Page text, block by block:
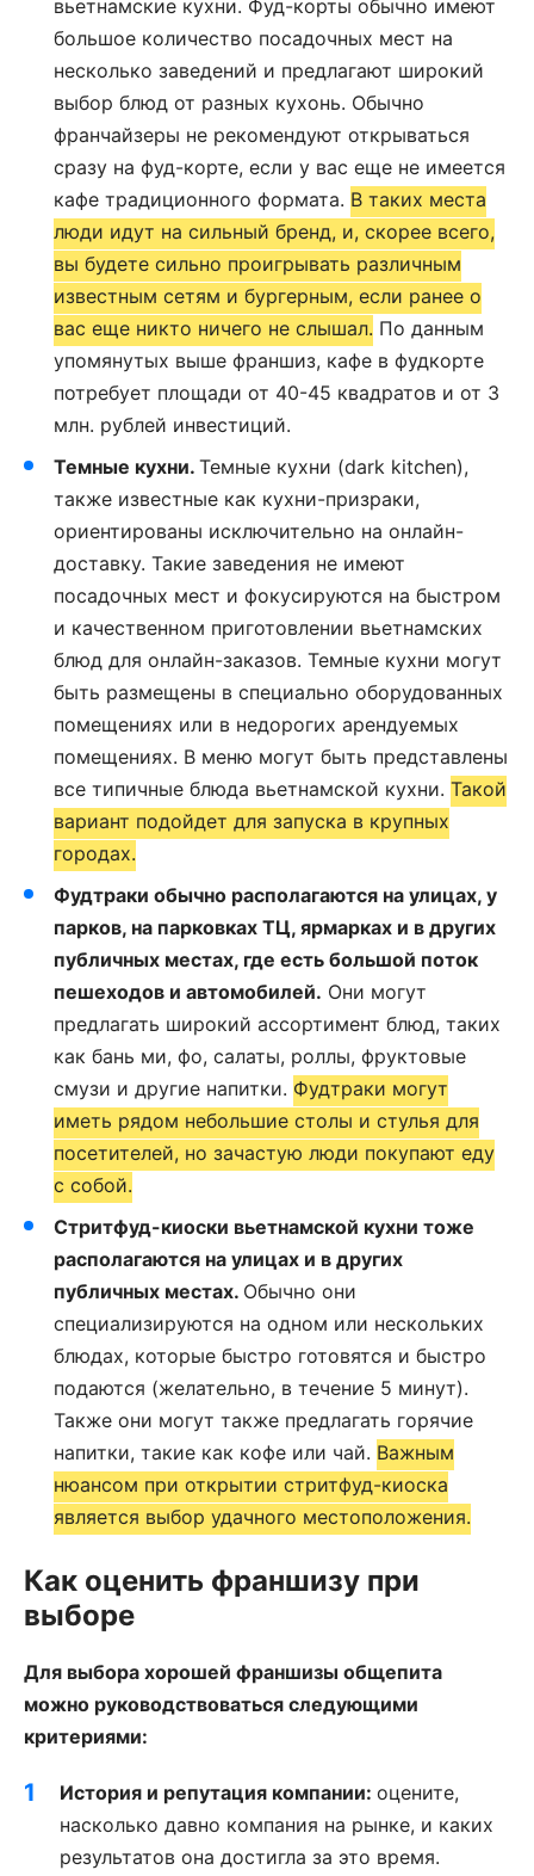
вьетнамские кухни. Фуд-корты обычно имеют
большое количество посадочных мест на
несколько заведений и предлагают широкий
выбор блюд от разных кухонь. Обычно
франчайзеры не рекомендуют открываться
сразу на фуд-корте, если у вас еще не имеется
кафе традиционного формата. В таких места
люди идут на сильный бренд, и, скорее всего,
вы будете сильно проигрывать различным
известным сетям и бургерным, если ранее о
вас еще никто ничего не слышал. По данным
упомянутых выше франшиз, кафе в фудкорте
потребует площади от 40-45 квадратов и от 3
млн. рублей инвестиций.
Темные кухни. Темные кухни (dark kitchen),
также известные как кухни-призраки,
ориентированы исключительно на онлайн-
доставку. Такие заведения не имеют
посадочных мест и фокусируются на быстром
и качественном приготовлении вьетнамских
блюд для онлайн-заказов. Темные кухни могут
быть размещены в специально оборудованных
помещениях или в недорогих арендуемых
помещениях. В меню могут быть представлены
все типичные блюда вьетнамской кухни. Такой
вариант подойдет для запуска в крупных
городах.
Фудтраки обычно располагаются на улицах, у
парков, на парковках ТЦ, ярмарках и в других
публичных местах, где есть большой поток
пешеходов и автомобилей. Они могут
предлагать широкий ассортимент блюд, таких
как бань ми, фо, салаты, роллы, фруктовые
смузи и другие напитки. Фудтраки могут
иметь рядом небольшие столы и стулья для
посетителей, но зачастую люди покупают еду
с собой.
Стритфуд-киоски вьетнамской кухни тоже
располагаются на улицах и в других
публичных местах. Обычно они
специализируются на одном или нескольких
блюдах, которые быстро готовятся и быстро
подаются (желательно, в течение 5 минут).
Также они могут также предлагать горячие
напитки, такие как кофе или чай. Важным
нюансом при открытии стритфуд-киоска
является выбор удачного местоположения.
Как оценить франшизу при
выборе
Для выбора хорошей франшизы общепита
можно руководствоваться следующими
критериями:
История и репутация компании: оцените,
насколько давно компания на рынке, и каких
результатов она достигла за это время.